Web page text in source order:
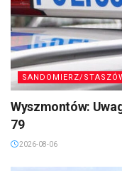
SANDOMIERZ/
Wyszmontów:
79
2026-08-06